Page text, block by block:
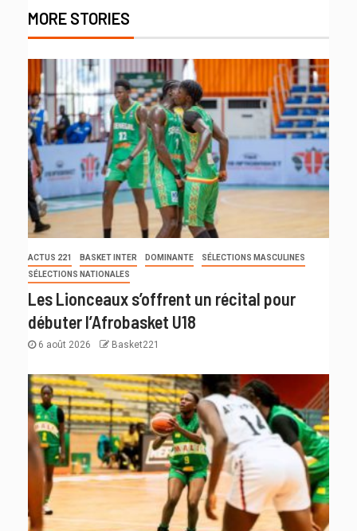
MORE STORIES
ACTUS 221 BASKET INTER DOMINANTE
SÉLECTIONS MASCULINES
SÉLECTIONS NATIONALES
Les Lionceaux s’offrent un récital pour
débuter l’Afrobasket U18
6 août 2026 Basket221